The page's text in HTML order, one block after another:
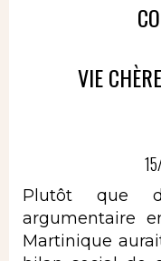
VIE
Plutôt que
argumentaire
Martinique